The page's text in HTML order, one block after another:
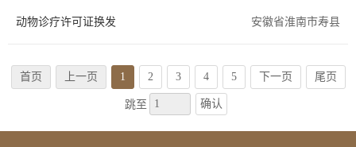
动物诊疗许可证换发 安徽省淮南市寿县
首页 上一页 1 2 3 4 5 下一页 尾页
跳至 确认